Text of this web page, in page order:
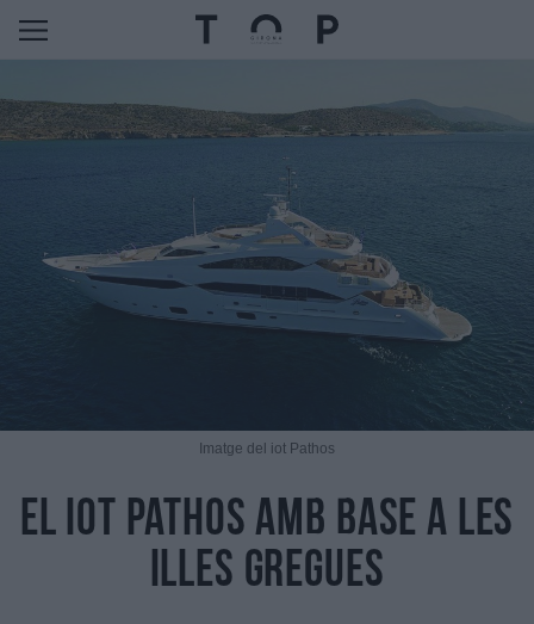
Imatge del iot Pathos
El iot Pathos amb base a les
illes gregues